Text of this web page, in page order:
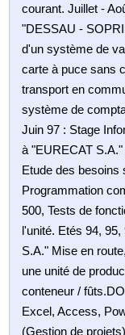
courant. Juillet -
"DESSAU -
d'un système de
carte à puce sans
transport en
système de
Juin 97 : Stage
à "EURECAT
Etude des besoins
Programmation
500, Tests de
l'unité. Etés 94,
S.A." Mise en
une unité de
conteneur /
Excel, Access,
(Gestion de